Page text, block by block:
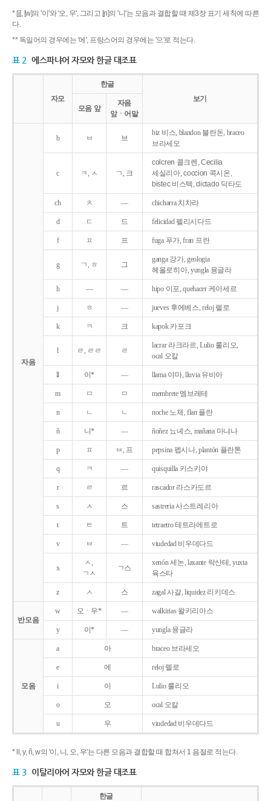
* [j], [w]의 '이'와 '오, 우', 그리고 [ɲ]의 '니'는 모음과 결합할 때 제3장 표기 세칙에 따른
다.
** 독일어의 경우에는 '에', 프랑스어의 경우에는 '으'로 적는다.
표 2 에스파냐어 자모와 한글 대조표
자모
한글
보기
모음 앞
자음
앞ㆍ어말
자음
b ㅂ 브
biz 비스, blandon 블란돈, braceo
브라세오
c ㅋ, ㅅ ㄱ, 크
colcren 콜크렌, Cecilia
세실리아, coccion 콕시온,
bistec 비스텍, dictado 딕타도
ch ㅊ ― chicharra 치차라
d ㄷ 드 felicidad 펠리시다드
f ㅍ 프 fuga 푸가, fran 프란
g ㄱ, ㅎ 그
ganga 강가, geologia
헤올로히아, yungla 융글라
h ― ― hipo 이포, quehacer 케아세르
j ㅎ ― jueves 후에베스, reloj 렐로
k ㅋ 크 kapok 카포크
l ㄹ, ㄹㄹ ㄹ
lacrar 라크라르, Lulio 룰리오,
ocal 오칼
ll 이* ― llama 야마, lluvia 유비아
m ㅁ ㅁ membrete 멤브레테
n ㄴ ㄴ noche 노체, flan 플란
ñ 니* ― ñoñez 뇨녜스, mañana 마냐나
p ㅍ ㅂ, 프 pepsina 펩시나, plantón 플란톤
q ㅋ ― quisquilla 키스키야
r ㄹ 르 rascador 라스카도르
s ㅅ 스 sastreria 사스트레리아
t ㅌ 트 tetraetro 테트라에트로
v ㅂ ― viudedad 비우데다드
x
ㅅ,
ㄱㅅ
ㄱ스
xenón 세논, laxante 락산테, yuxta
육스타
z ㅅ 스 zagal 사갈, liquidez 리키데스
반모음
w 오ㆍ우* ― walkirias 왈키리아스
y 이* ― yungla 융글라
모음
a 아 braceo 브라세오
e 에 reloj 렐로
i 이 Lulio 룰리오
o 오 ocal 오칼
u 우 viudedad 비우데다드
* ll, y, ñ, w의 '이, 니, 오, 우'는 다른 모음과 결합할 때 합쳐서 1 음절로 적는다.
표 3 이탈리아어 자모와 한글 대조표
한글